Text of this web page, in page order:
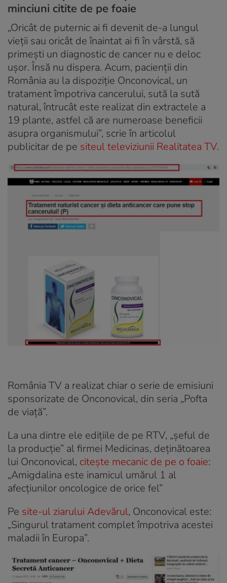
minciuni citite de pe foaie
„Oricât de puternic ai fi devenit de-a lungul
vieții sau oricât de înaintat ai fi în vârstă, să
primești un diagnostic de cancer nu e deloc
ușor. Însă nu dispera. Acum, pacienții din
România au la dispoziție Onconovical, un
tratament împotriva cancerului, sută la sută
natural, întrucât este realizat din extractele a
19 plante, astfel că are numeroase beneficii
asupra organismului”, scrie în articolul
publicitar de pe siteul televiziunii Realitatea TV.
România TV a realizat chiar o serie de emisiuni
sponsorizate de Onconovical, din seria „Pofta
de viață”.
La una dintre ele edițiile de pe RTV, „șeful de
la producție” al firmei Medicinas, deținătoarea
lui Onconovical, citește mecanic de pe o foaie:
„Amigdalina este inamicul umărul 1 al
afecțiunilor oncologice de orice fel”
Pe site-ul ziarului Adevărul, Onconovical este:
„Singurul tratament complet împotriva acestei
maladii în Europa”.